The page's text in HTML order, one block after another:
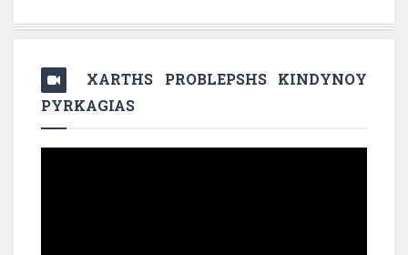
XARTHS PROBLEPSHS KINDYNOY
PYRKAGIAS